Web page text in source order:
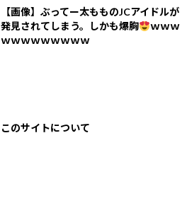
【画像】ぶってー太もものJCアイドルが
発見されてしまう。しかも爆胸
ｗｗｗ
ｗｗｗｗｗｗｗｗｗ
このサイトについて